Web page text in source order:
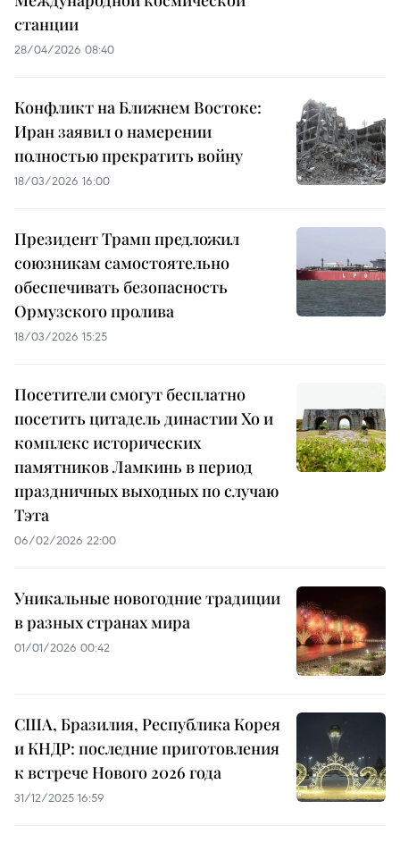
станции
28/04/2026 08:40
Конфликт на Ближнем Востоке:
Иран заявил о намерении
полностью прекратить войну
18/03/2026 16:00
Президент Трамп предложил
союзникам самостоятельно
обеспечивать безопасность
Ормузского пролива
18/03/2026 15:25
Посетители смогут бесплатно
посетить цитадель династии Хо и
комплекс исторических
памятников Ламкинь в период
праздничных выходных по случаю
Тэта
06/02/2026 22:00
Уникальные новогодние традиции
в разных странах мира
01/01/2026 00:42
США, Бразилия, Республика Корея
и КНДР: последние приготовления
к встрече Нового 2026 года
31/12/2025 16:59